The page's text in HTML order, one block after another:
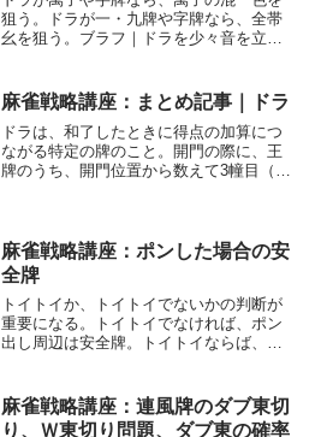
狙う。ドラが一・九牌や字牌なら、全帯
幺を狙う。ブラフ｜ドラを少々音を立て
麻雀戦略講座：まとめ記事｜ドラ
ドラは、和了したときに得点の加算につ
ながる特定の牌のこと。開門の際に、王
牌のうち、開門位置から数えて3幢目（3
で計３枚が赤ドラ。ドラと両面待ちの優
先順位 ドラを故意にポンさせる ブラ
フのドラポン 役牌ドラ対子捨牌 一が
ドラの場合 対子落としの優先順位
麻雀戦略講座：ポンした場合の安
全牌
トイトイか、トイトイでないかの判断が
重要になる。トイトイでなければ、ポン
出し周辺は安全牌。トイトイならば、ポ
イトイは、ポン出し周辺が危険になる。
トイトイの危険牌。
麻雀戦略講座：連風牌のダブ東切
り、Ｗ東切り問題、ダブ東の確率